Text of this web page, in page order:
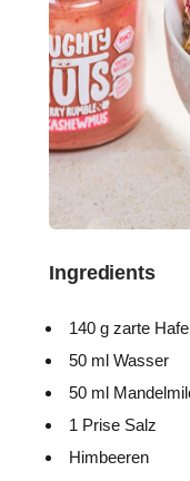
Ingredients
140 g zarte
50 ml Wasser
50 ml
1 Prise Salz
Himbeeren